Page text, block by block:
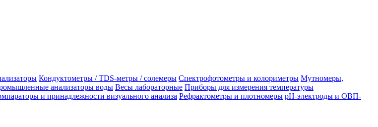
Кондуктометры / TDS-метры / солемеры Спектрофотометры и колориметры Мутномеры,
анализаторы воды Весы лабораторные Приборы для измерения температуры
и принадлежности визуального анализа Рефрактометры и плотномеры pH-электроды и ОВП-